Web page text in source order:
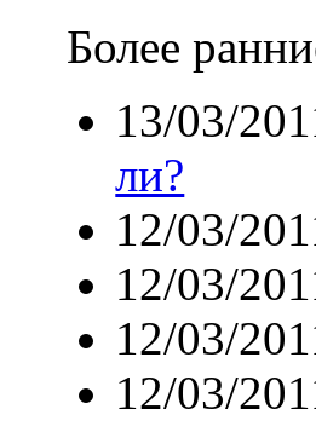
Более
13/03/
ли?
12/03/
12/03/
12/03/
12/03/